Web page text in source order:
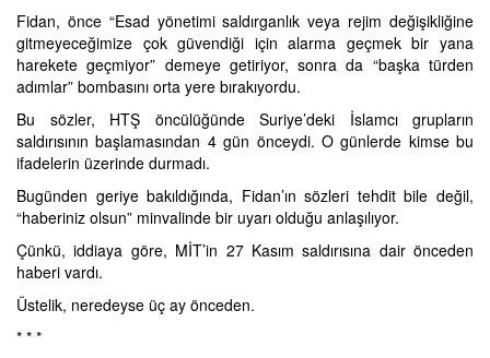
Fidan, önce “Esad yönetimi saldırganlık veya rejim değişikliğine
gitmeyeceğimize çok güvendiği için alarma geçmek bir yana
harekete geçmiyor” demeye getiriyor, sonra da “başka türden
adımlar” bombasını orta yere bırakıyordu.
Bu sözler, HTŞ öncülüğünde Suriye’deki İslamcı grupların
saldırısının başlamasından 4 gün önceydi. O günlerde kimse bu
ifadelerin üzerinde durmadı.
Bugünden geriye bakıldığında, Fidan’ın sözleri tehdit bile değil,
“haberiniz olsun” minvalinde bir uyarı olduğu anlaşılıyor.
Çünkü, iddiaya göre, MİT’in 27 Kasım saldırısına dair önceden
haberi vardı.
Üstelik, neredeyse üç ay önceden.
* * *